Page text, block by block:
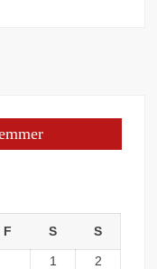
F S S
1
2